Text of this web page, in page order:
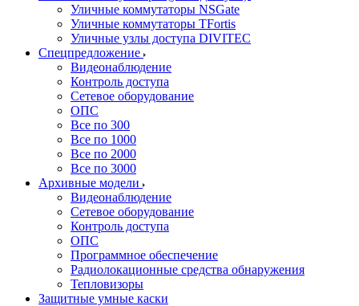
Уличные коммутаторы NSGate
Уличные коммутаторы TFortis
Уличные узлы доступа DIVITEC
Спецпредложение
Видеонаблюдение
Контроль доступа
Сетевое оборудование
ОПС
Все по 300
Все по 1000
Все по 2000
Все по 3000
Архивные модели
Видеонаблюдение
Сетевое оборудование
Контроль доступа
ОПС
Программное обеспечение
Радиолокационные средства обнаружения
Тепловизоры
Защитные умные каски